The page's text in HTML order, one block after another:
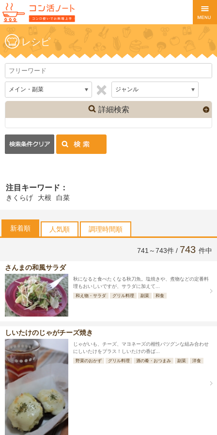
レシピ
詳細検索
注目キーワード：
きくらげ 大根 白菜
新着順 人気順 調理時間順
741～743件 / 743 件中
さんまの和風サラダ
秋になると食べたくなる秋刀魚。塩焼きや、煮物などの定番料
理もおいしいですが、サラダに加えて...
和え物・サラダ グリル料理 副菜 和食
しいたけのじゃがチーズ焼き
じゃがいも、チーズ、マヨネーズの相性バツグンな組み合わせ
にしいたけをプラス！しいたけの香ば...
野菜のおかず グリル料理 酒の肴・おつまみ 副菜 洋食